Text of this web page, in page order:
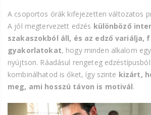
A csoportos órák kifejezetten változatos
A jól megtervezett edzés különböző
szakaszokból áll, és az edző variálja,
gyakorlatokat, hogy minden alkalom
nyújtson. Ráadásul rengeteg
kombinálhatod is őket, így szinte kizárt,
meg, ami hosszú távon is motivál.